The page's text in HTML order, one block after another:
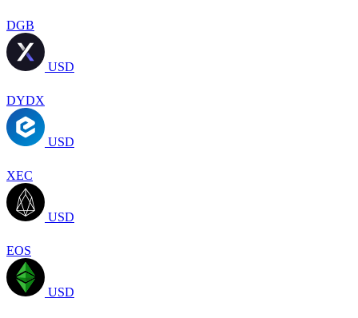
DGB
USD
DYDX
USD
XEC
USD
EOS
USD